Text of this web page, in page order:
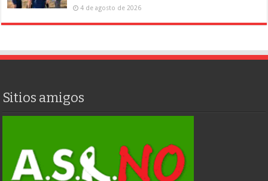
4 de agosto de 2026
Sitios amigos